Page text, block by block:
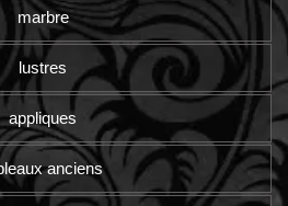
marbre
lustres
appliques
anciens